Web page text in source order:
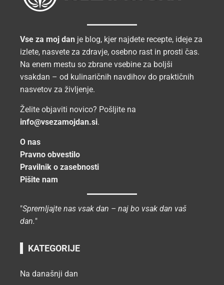
Vse za moj dan je blog, kjer najdete recepte, ideje za
izlete, nasvete za zdravje, osebno rast in prosti čas.
Na enem mestu so zbrane vsebine za boljši
vsakdan – od kulinaričnih navdihov do praktičnih
nasvetov za življenje.
Želite objaviti novico? Pošljite na
info@vsezamojdan.si.
O nas
Pravno obvestilo
Pravilnik o zasebnosti
Pišite nam
"Spremljajte nas vsak dan – naj bo vsak dan vaš
dan."
KATEGORIJE
Na današnji dan